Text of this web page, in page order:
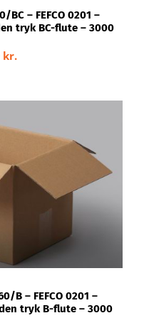
BC – FEFCO 0201 –
tryk BC-flute – 3000
kr.
B – FEFCO 0201 –
tryk B-flute – 3000